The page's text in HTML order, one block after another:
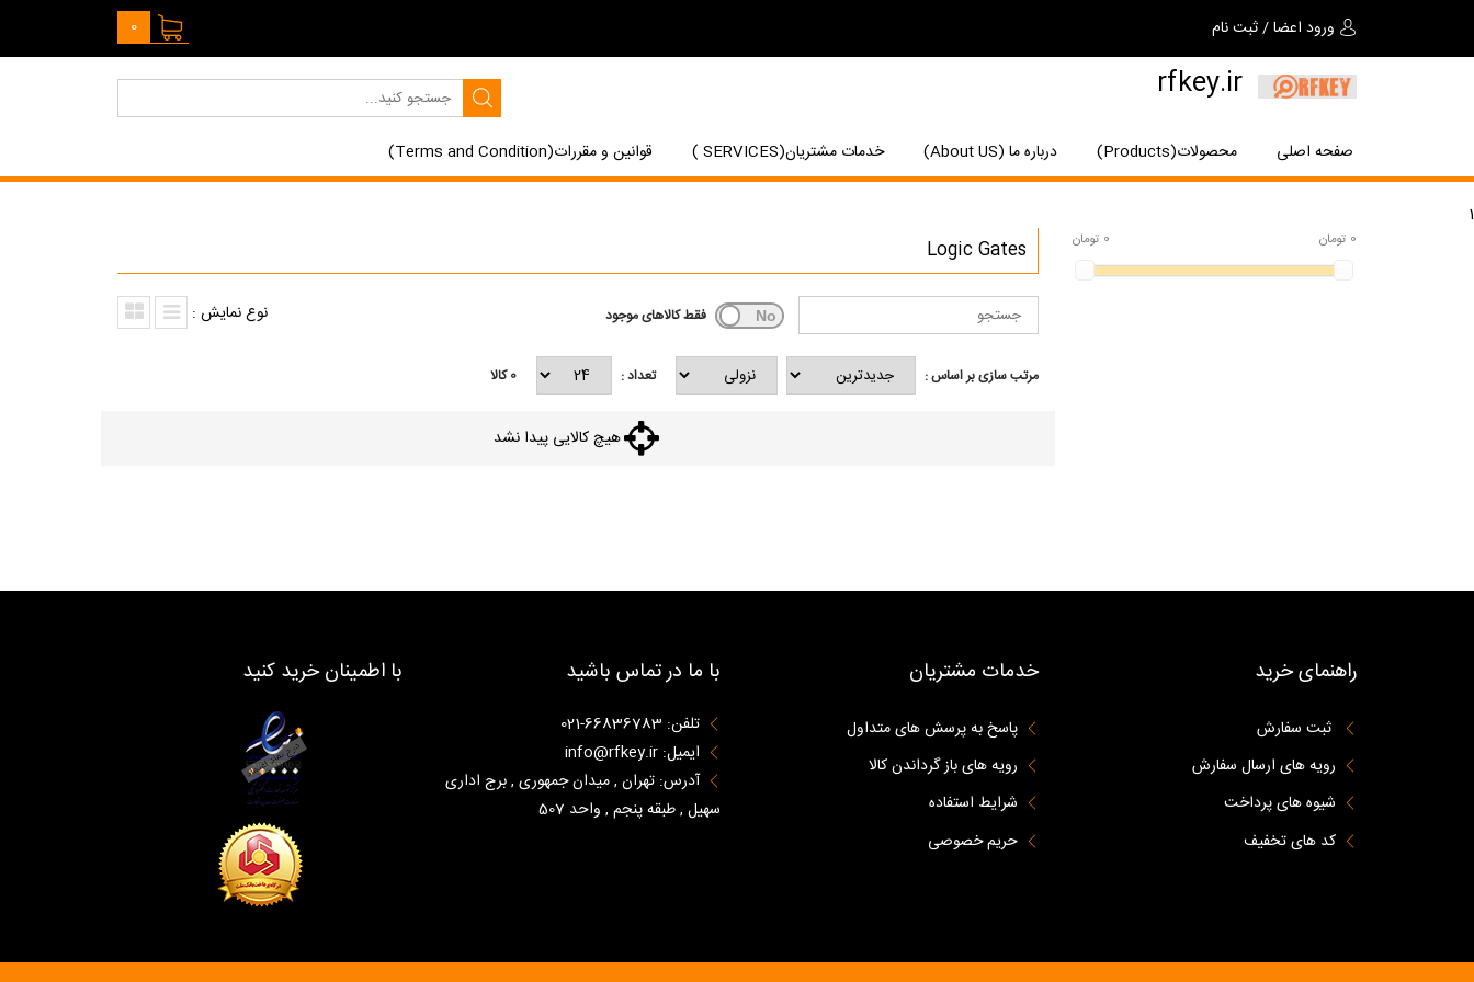
ورود اعضا/ثبت نام 0
rfkey.ir
صفحه اصلی محصولات(Products) درباره ما (About US) خدمات مشتریان(SERVICES ) قوانین و مقررات(Terms and Condition)
1
0 تومان 0 تومان Logic Gates
فقط کالاهای موجود نوع نمایش :
مرتب سازی بر اساس : تعداد : 0کالا
هیچ کالایی پیدا نشد
راهنمای خرید
ثبت سفارش
رویه های ارسال سفارش
شیوه های پرداخت
کد های تخفیف
خدمات مشتریان
پاسخ به پرسش های متداول
رویه های باز گرداندن کالا
شرایط استفاده
حریم خصوصی
با ما در تماس باشید
تلفن: 66836783-021
ایمیل: info@rfkey.ir
آدرس: تهران , میدان جمهوری , برج اداری
سهیل , طبقه پنجم , واحد 507
با اطمینان خرید کنید